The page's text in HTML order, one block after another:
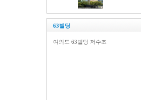
일성 무주콘도
종합관리